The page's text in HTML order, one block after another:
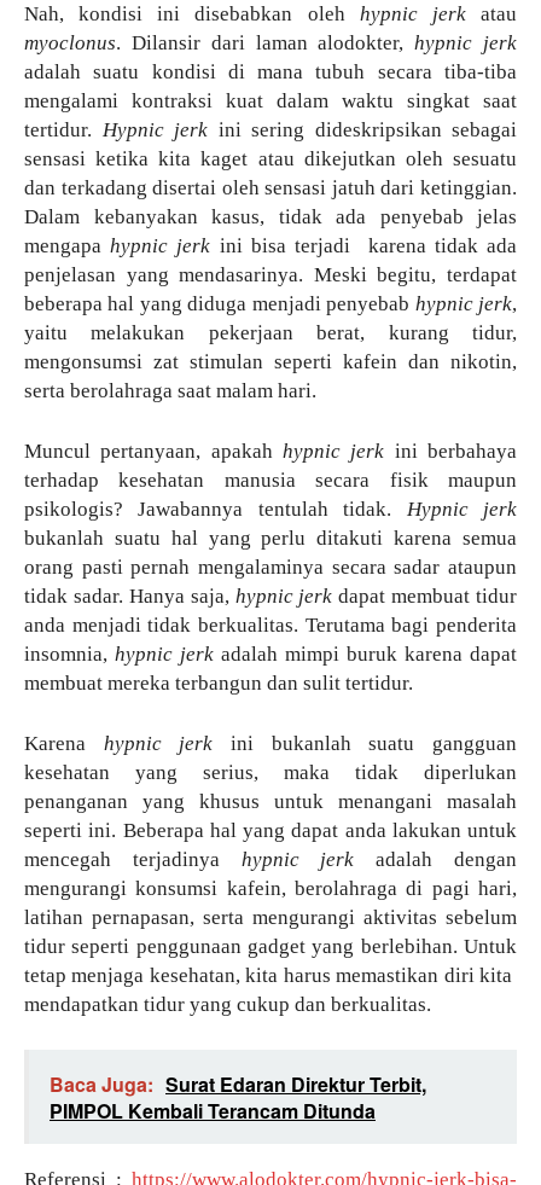
Nah, kondisi ini disebabkan oleh hypnic jerkatau
myoclonus. Dilansir dari laman alodokter,hypnic jerk
adalah suatu kondisi di mana tubuh secara tiba-tiba
mengalami kontraksi kuat dalam waktu singkat saat
tertidur. Hypnic jerk ini sering dideskripsikan sebagai
sensasi ketika kita kaget atau dikejutkan oleh sesuatu
dan terkadang disertai oleh sensasi jatuh dari ketinggian.
Dalam kebanyakan kasus, tidak ada penyebab jelas
mengapahypnic jerk ini bisa terjadi karena tidak ada
penjelasan yang mendasarinya. Meski begitu, terdapat
beberapa hal yang diduga menjadi penyebab hypnic jerk,
yaitu melakukan pekerjaan berat, kurang tidur,
mengonsumsi zat stimulan seperti kafein dan nikotin,
serta berolahraga saat malam hari.
Muncul pertanyaan, apakah hypnic jerk ini berbahaya
terhadap kesehatan manusia secara fisik maupun
psikologis? Jawabannya tentulah tidak. Hypnic jerk
bukanlah suatu hal yang perlu ditakuti karena semua
orang pasti pernah mengalaminya secara sadar ataupun
tidak sadar. Hanya saja, hypnic jerkdapat membuat tidur
anda menjadi tidak berkualitas. Terutama bagi penderita
insomnia, hypnic jerk adalah mimpi buruk karena dapat
membuat mereka terbangun dan sulit tertidur.
Karena hypnic jerkini bukanlah suatu gangguan
kesehatan yang serius, maka tidak diperlukan
penanganan yang khusus untuk menangani masalah
seperti ini. Beberapa hal yang dapat anda lakukan untuk
mencegah terjadinya hypnic jerkadalah dengan
mengurangi konsumsi kafein, berolahraga di pagi hari,
latihan pernapasan, serta mengurangi aktivitas sebelum
tidur seperti penggunaan gadget yang berlebihan. Untuk
tetap menjaga kesehatan, kita harus memastikan diri kita
mendapatkan tidur yang cukup dan berkualitas.
Baca Juga: Surat Edaran Direktur Terbit,
PIMPOL Kembali Terancam Ditunda
Referensi : https://www.alodokter.com/hypnic-jerk-bisa-